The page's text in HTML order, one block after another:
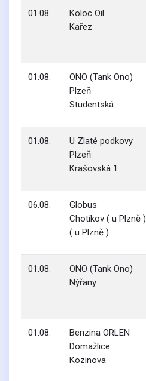
01.08.
Koloc Oil
Kařez
01.08.
ONO (Tank Ono)
Plzeň
Studentská
01.08.
U Zlaté podkovy
Plzeň
Krašovská 1
06.08.
Globus
Chotíkov ( u Plzně )
( u Plzně )
01.08.
ONO (Tank Ono)
Nýřany
01.08.
Benzina ORLEN
Domažlice
Kozinova